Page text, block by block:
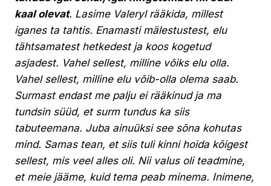
kaal olevat. Lasime Valeryl rääkida, millest
iganes ta tahtis. Enamasti mälestustest, elu
tähtsamatest hetkedest ja koos kogetud
asjadest. Vahel sellest, milline võiks elu olla.
Vahel sellest, milline elu võib-olla olema saab.
Surmast endast me palju ei rääkinud ja ma
tundsin süüd, et surm tundus ka siis
tabuteemana. Juba ainuüksi see sõna kohutas
mind. Samas tean, et siis tuli kinni hoida kõigest
sellest, mis veel alles oli. Nii valus oli teadmine,
et meie jääme, kuid tema peab minema. Inimene,